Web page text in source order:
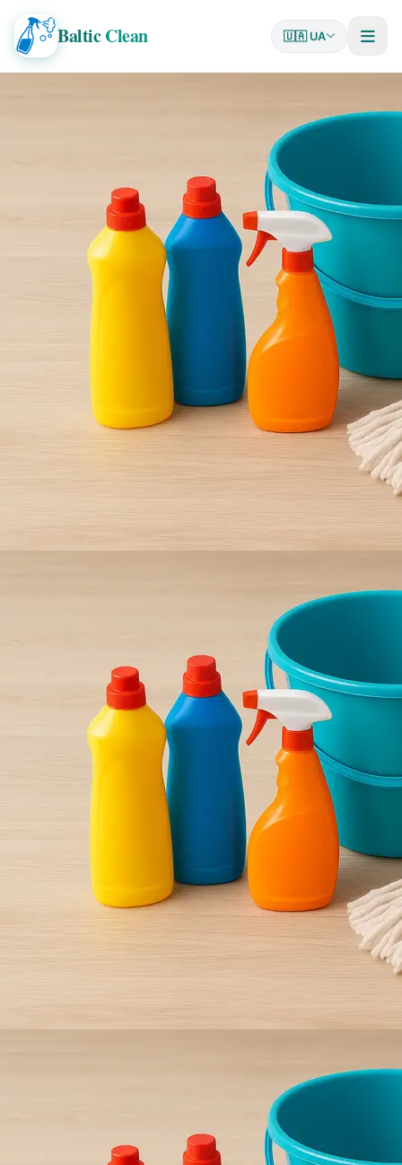
Baltic Clean 🇺🇦 UA